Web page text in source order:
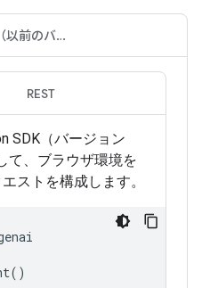
Gemini 2.5（以前のバージョン）
REST
SDK（バージョン
て、ブラウザ環境を
ストを構成します。
()